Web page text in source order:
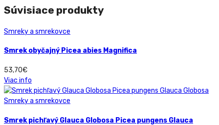
Súvisiace produkty
Smreky a smrekovce
Smrek obyčajný Picea abies Magnifica
53,70€
Viac info
Smreky a smrekovce
Smrek pichľavý Glauca Globosa Picea pungens Glauca